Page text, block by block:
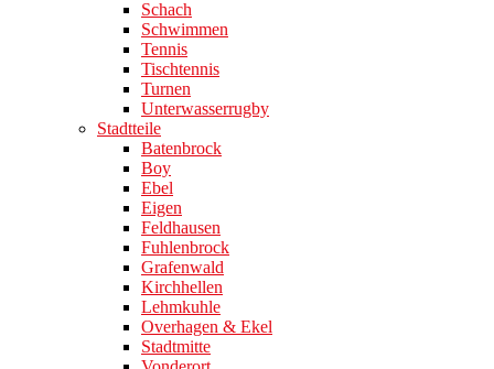
Schach
Schwimmen
Tennis
Tischtennis
Turnen
Unterwasserrugby
Stadtteile
Batenbrock
Boy
Ebel
Eigen
Feldhausen
Fuhlenbrock
Grafenwald
Kirchhellen
Lehmkuhle
Overhagen & Ekel
Stadtmitte